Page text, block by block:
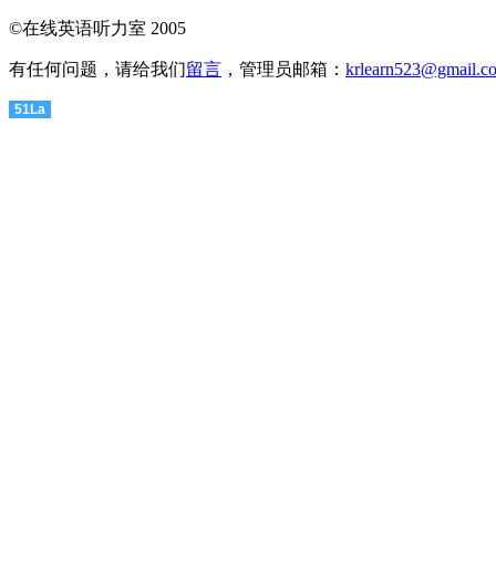
©在线英语听力室 2005
有任何问题，请给我们留言 ，管理员邮箱：
51La